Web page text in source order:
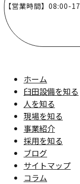
【営業時間】08:00-
ホーム
臼田設備を知る
人を知る
現場を知る
事業紹介
採用を知る
ブログ
サイトマップ
コラム